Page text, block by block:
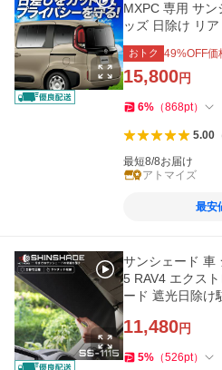
MXPC 専用 サ
ッズ 日除け リア
おトク 49%OFF価
15,800円
6% （868pt）
5.00
最短8/8お届け
アトマイズ
最安
サンシェード 車
5 RAV4 エクス
ード 遮光日除け
11,480円
5% （526pt）